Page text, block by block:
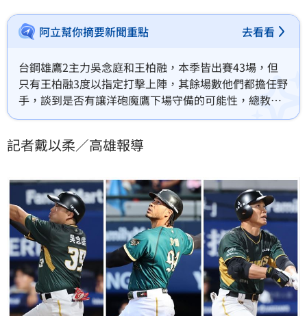
阿立幫你摘要新聞重點 去看看
台鋼雄鷹2主力吳念庭和王柏融，本季皆出賽43場，但
只有王柏融3度以指定打擊上陣，其餘場數他們都擔任野
手，談到是否有讓洋砲魔鷹下場守備的可能性，總教練
洪一中、一軍守備跑壘統籌教練鄧蒔陽和魔鷹本人都發
記者戴以柔／高雄報導